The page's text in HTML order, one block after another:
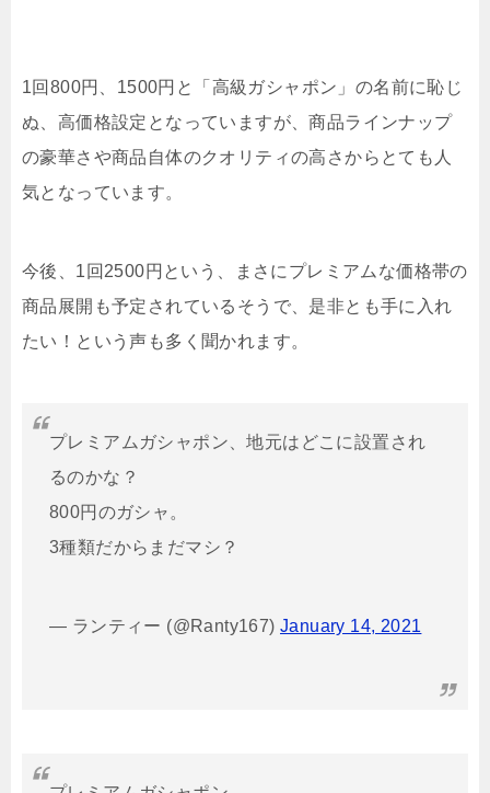
1回800円、1500円と「高級ガシャポン」の名前に恥じ
ぬ、高価格設定となっていますが、商品ラインナップ
の豪華さや商品自体のクオリティの高さからとても人
気となっています。
今後、1回2500円という、まさにプレミアムな価格帯の
商品展開も予定されているそうで、是非とも手に入れ
たい！という声も多く聞かれます。
プレミアムガシャポン、地元はどこに設置され
るのかな？
800円のガシャ。
3種類だからまだマシ？
— ランティー (@Ranty167)January 14, 2021